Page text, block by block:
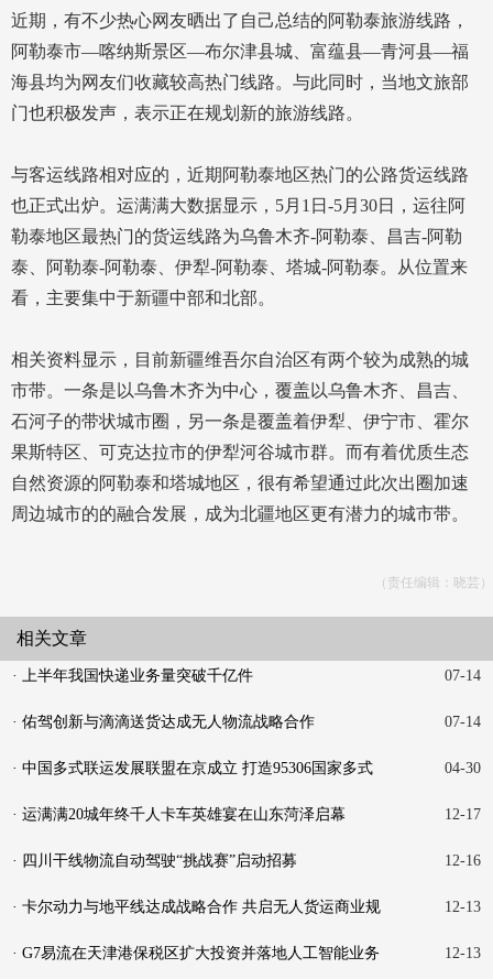
近期，有不少热心网友晒出了自己总结的阿勒泰旅游线路，
阿勒泰市—喀纳斯景区—布尔津县城、富蕴县—青河县—福
海县均为网友们收藏较高热门线路。与此同时，当地文旅部
门也积极发声，表示正在规划新的旅游线路。
与客运线路相对应的，近期阿勒泰地区热门的公路货运线路
也正式出炉。运满满大数据显示，5月1日-5月30日，运往阿
勒泰地区最热门的货运线路为乌鲁木齐-阿勒泰、昌吉-阿勒
泰、阿勒泰-阿勒泰、伊犁-阿勒泰、塔城-阿勒泰。从位置来
看，主要集中于新疆中部和北部。
相关资料显示，目前新疆维吾尔自治区有两个较为成熟的城
市带。一条是以乌鲁木齐为中心，覆盖以乌鲁木齐、昌吉、
石河子的带状城市圈，另一条是覆盖着伊犁、伊宁市、霍尔
果斯特区、可克达拉市的伊犁河谷城市群。而有着优质生态
自然资源的阿勒泰和塔城地区，很有希望通过此次出圈加速
周边城市的的融合发展，成为北疆地区更有潜力的城市带。
（责任编辑：晓芸）
相关文章
· 上半年我国快递业务量突破千亿件 07-14
· 佑驾创新与滴滴送货达成无人物流战略合作 07-14
· 中国多式联运发展联盟在京成立 打造95306国家多式
04-30
· 运满满20城年终千人卡车英雄宴在山东菏泽启幕 12-17
· 四川干线物流自动驾驶“挑战赛”启动招募 12-16
· 卡尔动力与地平线达成战略合作 共启无人货运商业规
12-13
· G7易流在天津港保税区扩大投资并落地人工智能业务 12-13